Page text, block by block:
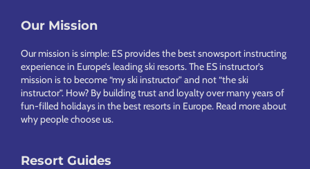
Footer
Our Mission
Our mission is simple: ES provides the best snowsport instructing
experience in Europe’s leading ski resorts. The ES instructor’s
mission is to become “my ski instructor” and not “the ski
instructor”. How? By building trust and loyalty over many years of
fun-filled holidays in the best resorts in Europe. Read more about
why people choose us.
Resort Guides